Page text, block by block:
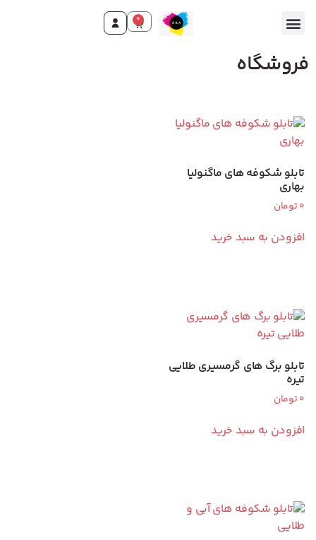
0
فروشگاه
تابلو شکوفه های ماگنولیا
بهاری
0تومان
افزودن به سبد خرید
تابلو برگ های گرمسیری طلایی
تیره
0تومان
افزودن به سبد خرید